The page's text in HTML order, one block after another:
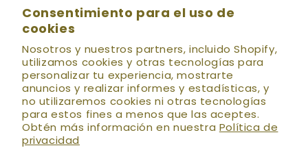
Consentimiento para el uso de
cookies
Nosotros y nuestros partners, incluido Shopify,
utilizamos cookies y otras tecnologías para
personalizar tu experiencia, mostrarte
anuncios y realizar informes y estadísticas, y
no utilizaremos cookies ni otras tecnologías
para estos fines a menos que las aceptes.
Obtén más información en nuestra Política de
privacidad
Política de Suscripción al Newsletter
Preguntas Frecuentes
💌 HOLÍSTICA NEWS
Se el primero en enterarte
de las nuevas colecciones, preventas, descuentos
especiales, talleres, eventos y más!! (: